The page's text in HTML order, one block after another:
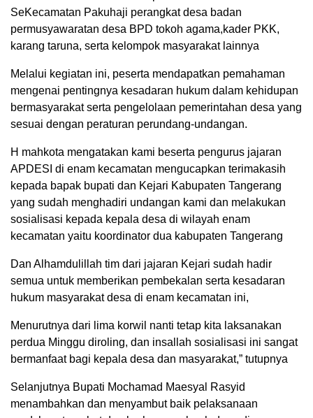
SeKecamatan Pakuhaji perangkat desa badan
permusyawaratan desa BPD tokoh agama,kader PKK,
karang taruna, serta kelompok masyarakat lainnya
Melalui kegiatan ini, peserta mendapatkan pemahaman
mengenai pentingnya kesadaran hukum dalam kehidupan
bermasyarakat serta pengelolaan pemerintahan desa yang
sesuai dengan peraturan perundang-undangan.
H mahkota mengatakan kami beserta pengurus jajaran
APDESI di enam kecamatan mengucapkan terimakasih
kepada bapak bupati dan Kejari Kabupaten Tangerang
yang sudah menghadiri undangan kami dan melakukan
sosialisasi kepada kepala desa di wilayah enam
kecamatan yaitu koordinator dua kabupaten Tangerang
Dan Alhamdulillah tim dari jajaran Kejari sudah hadir
semua untuk memberikan pembekalan serta kesadaran
hukum masyarakat desa di enam kecamatan ini,
Menurutnya dari lima korwil nanti tetap kita laksanakan
perdua Minggu diroling, dan insallah sosialisasi ini sangat
bermanfaat bagi kepala desa dan masyarakat,” tutupnya
Selanjutnya Bupati Mochamad Maesyal Rasyid
menambahkan dan menyambut baik pelaksanaan